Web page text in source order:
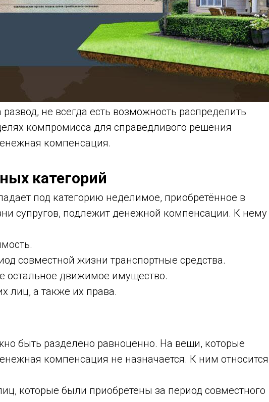
не всегда есть возможность распределить
компромисса для справедливого решения
компенсация.
категорий
под категорию неделимое, приобретённое в
супругов, подлежит денежной компенсации. К нему
совместной жизни транспортные средства.
остальное движимое имущество.
лиц, а также их права.
быть разделено равноценно. На вещи, которые
компенсация не назначается. К ним относится
которые были приобретены за период совместного